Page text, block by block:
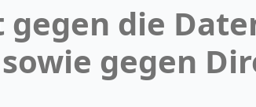
die
gegen